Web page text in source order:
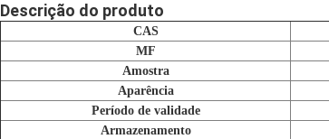
Descrição do produto
CAS
MF
Amostra
Aparência
Período de validade
Armazenamento